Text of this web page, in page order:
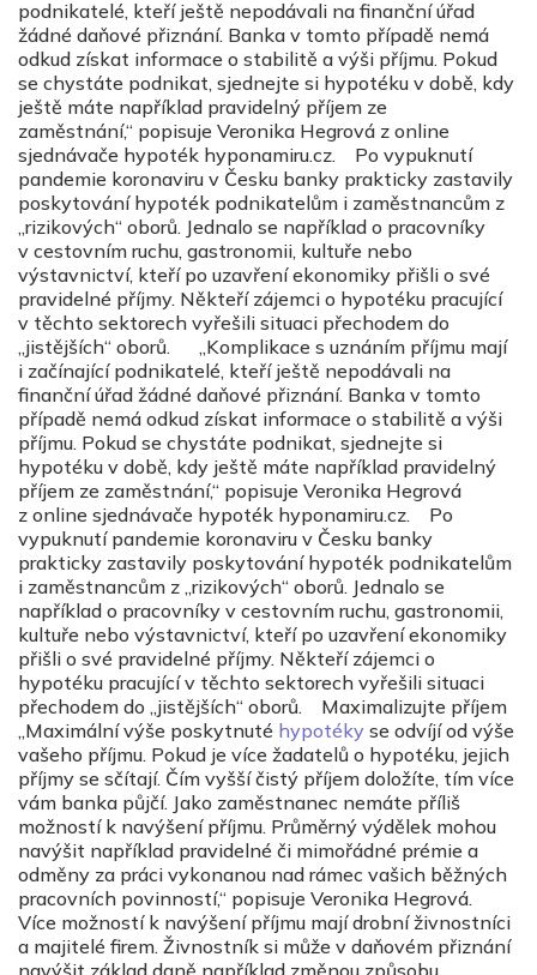
podnikatelé, kteří ještě nepodávali na finanční úřad
žádné daňové přiznání. Banka v tomto případě nemá
odkud získat informace o stabilitě a výši příjmu. Pokud
se chystáte podnikat, sjednejte si hypotéku v době, kdy
ještě máte například pravidelný příjem ze
zaměstnání,“ popisuje Veronika Hegrová z online
sjednávače hypoték hyponamiru.cz. Po vypuknutí
pandemie koronaviru v Česku banky prakticky zastavily
poskytování hypoték podnikatelům i zaměstnancům z
„rizikových“ oborů. Jednalo se například o pracovníky
v cestovním ruchu, gastronomii, kultuře nebo
výstavnictví, kteří po uzavření ekonomiky přišli o své
pravidelné příjmy. Někteří zájemci o hypotéku pracující
v těchto sektorech vyřešili situaci přechodem do
„jistějších“ oborů. „Komplikace s uznáním příjmu mají
i začínající podnikatelé, kteří ještě nepodávali na
finanční úřad žádné daňové přiznání. Banka v tomto
případě nemá odkud získat informace o stabilitě a výši
příjmu. Pokud se chystáte podnikat, sjednejte si
hypotéku v době, kdy ještě máte například pravidelný
příjem ze zaměstnání,“ popisuje Veronika Hegrová
z online sjednávače hypoték hyponamiru.cz. Po
vypuknutí pandemie koronaviru v Česku banky
prakticky zastavily poskytování hypoték podnikatelům
i zaměstnancům z „rizikových“ oborů. Jednalo se
například o pracovníky v cestovním ruchu, gastronomii,
kultuře nebo výstavnictví, kteří po uzavření ekonomiky
přišli o své pravidelné příjmy. Někteří zájemci o
hypotéku pracující v těchto sektorech vyřešili situaci
přechodem do „jistějších“ oborů. Maximalizujte příjem
„Maximální výše poskytnuté hypotéky se odvíjí od výše
vašeho příjmu. Pokud je více žadatelů o hypotéku, jejich
příjmy se sčítají. Čím vyšší čistý příjem doložíte, tím více
vám banka půjčí. Jako zaměstnanec nemáte příliš
možností k navýšení příjmu. Průměrný výdělek mohou
navýšit například pravidelné či mimořádné prémie a
odměny za práci vykonanou nad rámec vašich běžných
pracovních povinností,“ popisuje Veronika Hegrová.
Více možností k navýšení příjmu mají drobní živnostníci
a majitelé firem. Živnostník si může v daňovém přiznání
navýšit základ daně například změnou způsobu